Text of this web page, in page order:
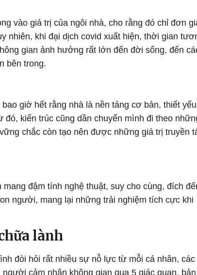
vào giá trị của ngôi nhà, cho rằng đó chỉ đơn
nhiên, khi đại dịch covid xuất hiện, thời gian
gian ảnh hưởng rất lớn đến đời sống, đến
bên trong.
giờ hết rằng nhà là nền tảng cơ bản, thiết yếu
kiến trúc cũng dần chuyển mình đi theo
chắc còn tạo nên được những giá trị truyền
đậm tính nghệ thuật, suy cho cùng, đích
người, mang lại những trải nghiệm tích cực khi
lành
đòi hỏi rất nhiều sự nỗ lực từ mỗi cá nhân, các
cảm nhận không gian qua 5 giác quan, bản